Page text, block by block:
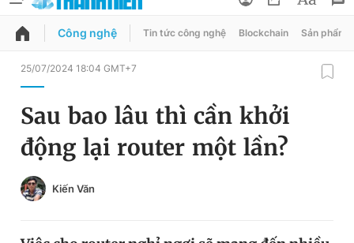
QUẢNG CÁO ĐẶT BÁO
Chuyên mục
Chuyên mục khác
Đổi mật khẩu
Tin đã lưu
Tin đã xem
Đăng xuất
Công nghệ Tin tức công nghệ Blockchain Sản phẩm
25/07/2024 18:04 GMT+7
Sau bao lâu thì cần khởi
động lại router một lần?
Kiến Văn